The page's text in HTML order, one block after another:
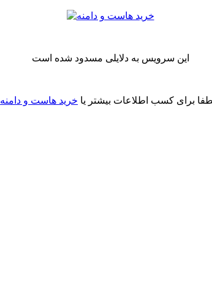
این سرویس به دلایلی مسدود شده است
برای کسب اطلاعات بیشتر یا خرید هاست و دامنه